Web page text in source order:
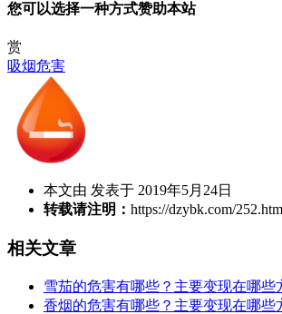
您可以选择一种方式赞助本站
赏
吸烟危害
本文由 发表于 2019年5月24日
转载请注明： https://dzybk.com/
相关文章
雪茄的危害有哪些？主要变现在哪些
香烟的危害有哪些？主要变现在哪些